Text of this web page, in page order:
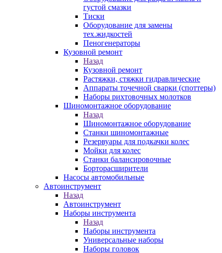
густой смазки
Тиски
Оборудование для замены
тех.жидкостей
Пеногенераторы
Кузовной ремонт
Назад
Кузовной ремонт
Растяжки, стяжки гидравлические
Аппараты точечной сварки (споттеры)
Наборы рихтовочных молотков
Шиномонтажное оборудование
Назад
Шиномонтажное оборудование
Станки шиномонтажные
Резервуары для подкачки колес
Мойки для колес
Станки балансировочные
Борторасширители
Насосы автомобильные
Автоинструмент
Назад
Автоинструмент
Наборы инструмента
Назад
Наборы инструмента
Универсальные наборы
Наборы головок